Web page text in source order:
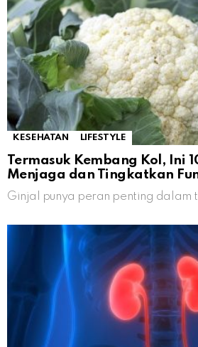
KESEHATAN LIFESTYLE
Termasuk Kembang Kol, Ini
Menjaga dan Tingkatkan
Ginjal punya peran penting dalam